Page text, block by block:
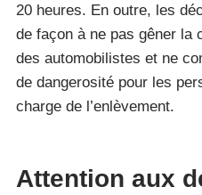
20 heures. En outre, les
de façon à ne pas gêner la
des automobilistes et ne
de dangerosité pour les
charge de l’enlèvement.
Attention aux